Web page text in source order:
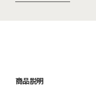
商品説明